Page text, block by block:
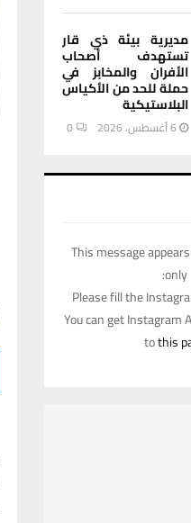
مديرية بيئة ذي قار
تستهدف أصحاب
الأفران والمخابز في
حملة للحد من الأكياس
البلاستيكية
6 أغسطس، 2026 0
This message
only:
Please fill the
You can get Instagram
tothis